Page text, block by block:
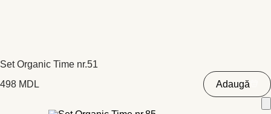
Set Organic Time nr.51
498 MDL Adaugă